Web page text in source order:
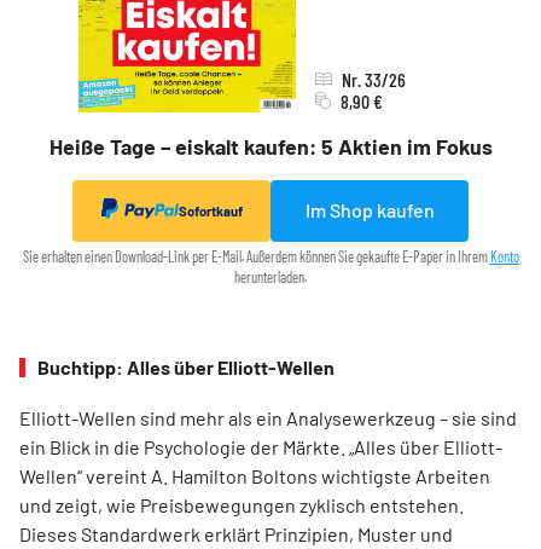
Heiße Tage – eiskalt kaufen: 5 Aktien im Fokus
Nr. 33/26
8,90 €
Sofortkauf Im Shop kaufen
Sie erhalten einen Download-Link per E-Mail. Außerdem können Sie gekaufte E-Paper in IhremKonto
herunterladen.
Buchtipp: Alles über Elliott-Wellen
Elliott-Wellen sind mehr als ein Analysewerkzeug – sie sind
ein Blick in die Psychologie der Märkte. „Alles über Elliott-
Wellen“ vereint A. Hamilton Boltons wichtigste Arbeiten
und zeigt, wie Preisbewegungen zyklisch entstehen.
Dieses Standardwerk erklärt Prinzipien, Muster und